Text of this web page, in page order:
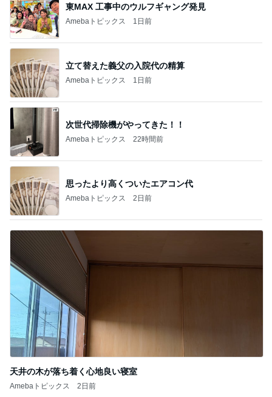
東MAX 工事中のウルフギャング発見
Amebaトピックス 1日前
立て替えた義父の入院代の精算
Amebaトピックス 1日前
次世代掃除機がやってきた！！
Amebaトピックス 22時間前
思ったより高くついたエアコン代
Amebaトピックス 2日前
天井の木が落ち着く心地良い寝室
Amebaトピックス 2日前